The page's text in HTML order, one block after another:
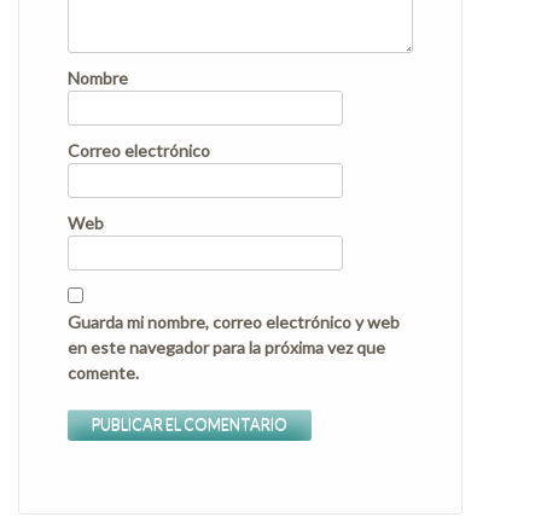
Nombre
Correo electrónico
Web
Guarda mi nombre, correo electrónico y web
en este navegador para la próxima vez que
comente.